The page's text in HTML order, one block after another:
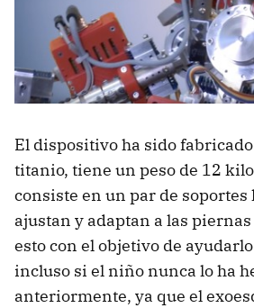
El dispositivo ha sido
titanio, tiene un peso de 12
consiste en un par de soportes
ajustan y adaptan a las
esto con el objetivo de
incluso si el niño nunca lo ha
anteriormente, ya que el